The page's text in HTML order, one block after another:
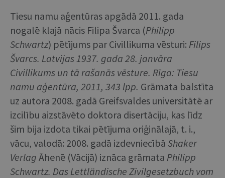
Tiesu namu aģentūras apgādā 2011. gada
nogalē klajā nācis Filipa Švarca (Philipp
Schwartz) pētījums par Civillikuma vēsturi: Filips
Švarcs. Latvijas 1937. gada 28. janvāra
Civillikums un tā rašanās vēsture. Rīga: Tiesu
namu aģentūra, 2011, 343 lpp. Grāmata balstīta
uz autora 2008. gadā Greifsvaldes universitātē ar
izcilību aizstāvēto doktora disertāciju, kas līdz
šim bija izdota tikai pētījuma oriģinālajā, t. i.,
vācu, valodā: 2008. gadā izdevniecībā Shaker
Verlag Āhenē (Vācijā) iznāca grāmata Philipp
Schwartz. Das Lettländische Zivilgesetzbuch vom